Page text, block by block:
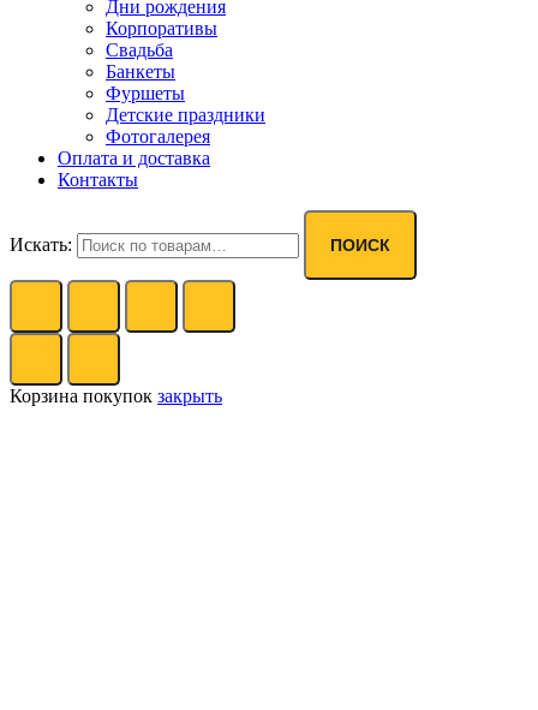
Дни рождения
Корпоративы
Свадьба
Банкеты
Фуршеты
Детские праздники
Фотогалерея
Оплата и доставка
Контакты
Искать: ПОИСК
Корзина покупок закрыть